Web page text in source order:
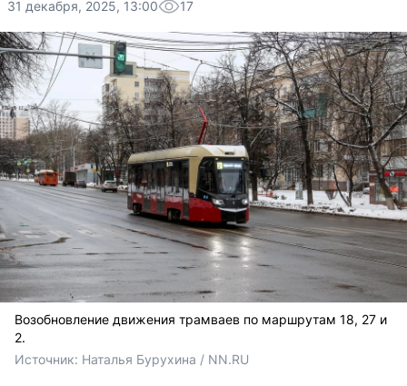
31 декабря, 2025, 13:00 17
Возобновление движения трамваев по маршрутам 18, 27 и
2.
Источник: Наталья Бурухина / NN.RU